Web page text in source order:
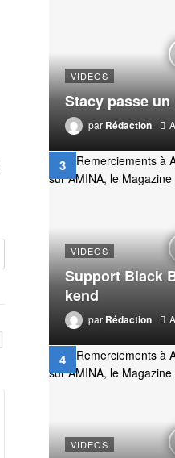
VIDEOS
Stacy passe un
par Rédaction
VIDEOS
Support Black
kend
par Rédaction
VIDEOS